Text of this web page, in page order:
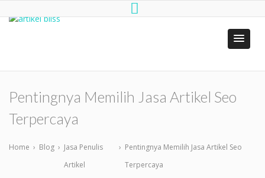
artikel bliss
Jasa Penulis Artikel SEO
Pentingnya Memilih Jasa Artikel Seo
Terpercaya
Home › Blog › Jasa Penulis
Artikel
› Pentingnya Memilih Jasa Artikel Seo
Terpercaya